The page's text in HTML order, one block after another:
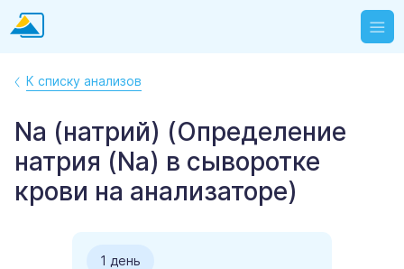
К списку анализов
Na (натрий) (Определение
натрия (Na) в сыворотке
крови на анализаторе)
1 день